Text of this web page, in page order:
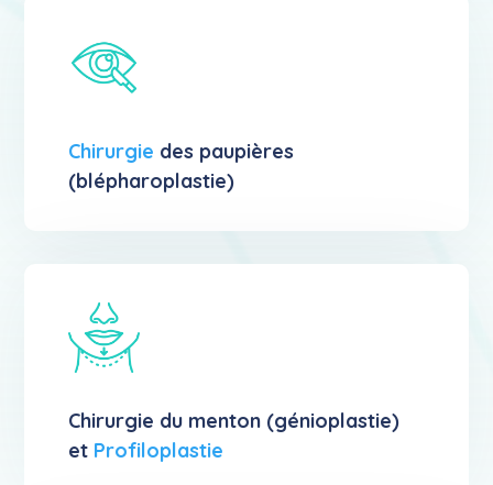
Chirurgie des paupières
(blépharoplastie)
Chirurgie du menton (génioplastie)
et Profiloplastie